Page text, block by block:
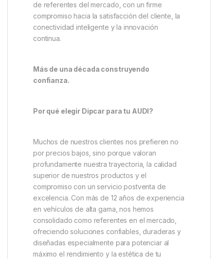
de referentes del mercado, con un firme
compromiso hacia la satisfacción del cliente, la
conectividad inteligente y la innovación
continua.
Más de una década construyendo
confianza.
Por qué elegir Dipcar para tu AUDI?
Muchos de nuestros clientes nos prefieren no
por precios bajos, sino porque valoran
profundamente nuestra trayectoria, la calidad
superior de nuestros productos y el
compromiso con un servicio postventa de
excelencia. Con más de 12 años de experiencia
en vehículos de alta gama, nos hemos
consolidado como referentes en el mercado,
ofreciendo soluciones confiables, duraderas y
diseñadas especialmente para potenciar al
máximo el rendimiento y la estética de tu